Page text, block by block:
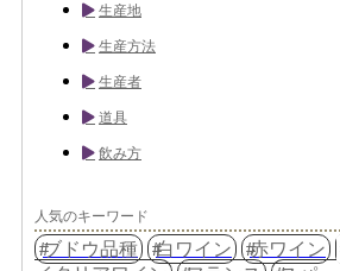
生産地
生産方法
生産者
道具
飲み方
人気のキーワード
ブドウ品種 白ワイン
赤ワイン